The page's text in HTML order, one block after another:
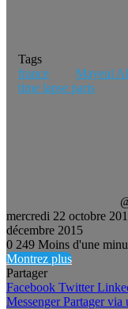
Tags
france
Mayeul
time lapse paris
mercredi 22 octobre
décembre 2015
0 249 Moins d'une
Montrez plus
Partager
Facebook Twitter
Messenger Partager via